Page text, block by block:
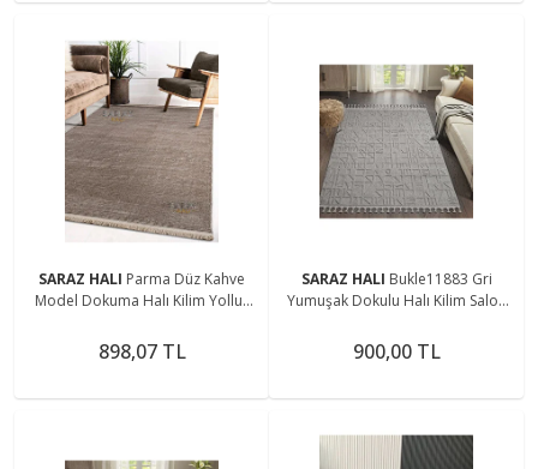
SARAZ HALI Parma Düz Kahve
Model Dokuma Halı Kilim Yolluk
898,07 TL
SARAZ HALI Bukle11883 Gri
Yumuşak Dokulu Halı Kilim Salon
Dokuma Makine Halısı
900,00 TL